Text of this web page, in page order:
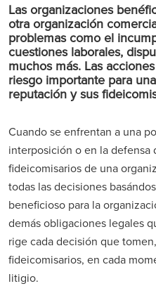
Las organizaciones
otra organización
problemas como el
cuestiones laborales,
muchos más. Las
riesgo importante para
reputación y sus
Cuando se enfrentan a una
interposición o en la defensa
fideicomisarios de una
todas las decisiones
beneficioso para la
demás obligaciones legales
rige cada decisión que
fideicomisarios, en cada
litigio.